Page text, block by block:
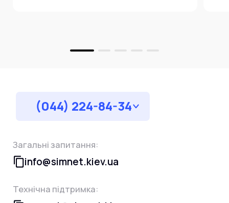
(044) 224-84-34
Загальні запитання:
info@simnet.kiev.ua
Технічна підтримка: